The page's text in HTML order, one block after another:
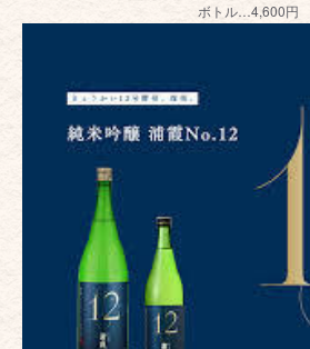
ボトル…4,600円